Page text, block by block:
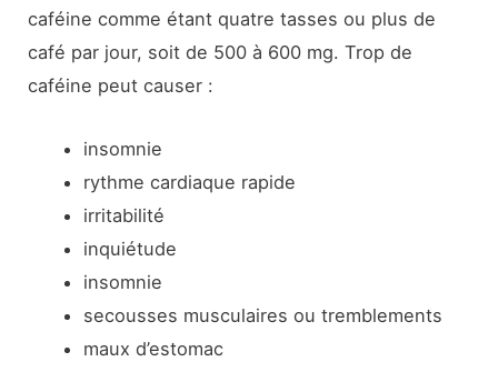
caféine comme étant quatre tasses ou plus de
café par jour, soit de 500 à 600 mg. Trop de
caféine peut causer :
insomnie
rythme cardiaque rapide
irritabilité
inquiétude
insomnie
secousses musculaires ou tremblements
maux d’estomac